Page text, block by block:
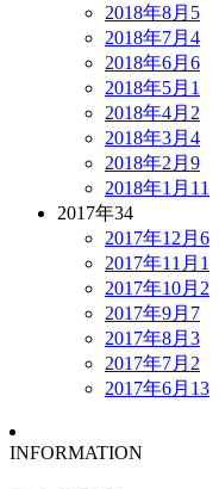
2018年8月 5
2018年7月 4
2018年6月 6
2018年5月 1
2018年4月 2
2018年3月 4
2018年2月 9
2018年1月 11
2017年34
2017年12月 6
2017年11月 1
2017年10月 2
2017年9月 7
2017年8月 3
2017年7月 2
2017年6月 13
INFORMATION